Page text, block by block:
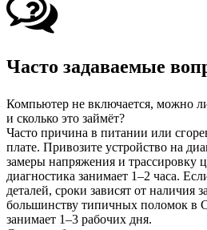
Часто задаваемые
Компьютер не включается, можно
и сколько это займёт?
Часто причина в питании или
плате. Привозите устройство на
замеры напряжения и трассировку
диагностика занимает 1–2 часа.
деталей, сроки зависят от наличия
большинству типичных поломок в
занимает 1–3 рабочих дня.